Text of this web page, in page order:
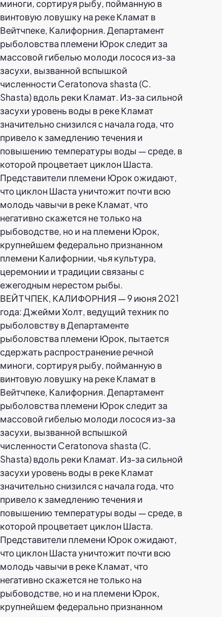
ВЕЙТЧПЕК, КАЛИФОРНИЯ — 9 июня 2021
года: Джейми Холт, ведущий техник по
рыболовству в Департаменте
рыболовства племени Юрок, пытается
сдержать распространение речной
миноги, сортируя рыбу, пойманную в
винтовую ловушку на реке Кламат в
Вейтчпеке, Калифорния. Департамент
рыболовства племени Юрок следит за
массовой гибелью молоди лосося из-за
засухи, вызванной вспышкой
численности Ceratonova shasta (C.
Shasta) вдоль реки Кламат. Из-за сильной
засухи уровень воды в реке Кламат
значительно снизился с начала года, что
привело к замедлению течения и
повышению температуры воды — среде, в
которой процветает циклон Шаста.
Представители племени Юрок ожидают,
что циклон Шаста уничтожит почти всю
молодь чавычи в реке Кламат, что
негативно скажется не только на
рыбоводстве, но и на племени Юрок,
крупнейшем федерально признанном